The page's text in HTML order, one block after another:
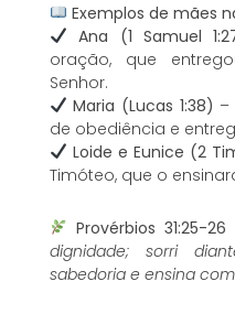
Exemplos de mães
Ana (1 Samuel
oração, que
Senhor.
Maria (Lucas 1:38) –
de obediência e
Loide e Eunice (2
Timóteo, que o
Provérbios 31:25-26
dignidade; sorri
sabedoria e ensina